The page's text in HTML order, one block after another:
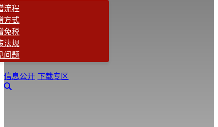
流程
方式
免税
法规
问题
信息公开 下载专区